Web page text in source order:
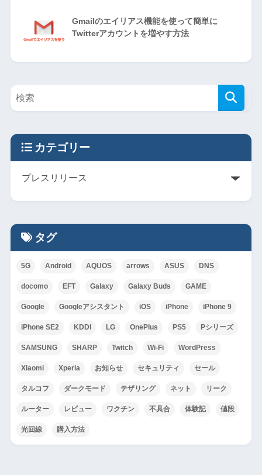
Gmailのエイリアス機能を使って簡単に
Twitterアカウントを増やす方法
カテゴリー
タグ
5G Android AQUOS arrows ASUS DNS
docomo EFT Galaxy Galaxy Buds GAME
Google Googleアシスタント iOS iPhone iPhone 9
iPhone SE2 KDDI LG OnePlus PS5 Pシリーズ
SAMSUNG SHARP Twitch Wi-Fi WordPress
Xiaomi Xperia お知らせ セキュリティ セール
タルコフ ダークモード テザリング ネット リーク
ルーター レビュー ワクチン 不具合 体験記 値段
光回線 購入方法